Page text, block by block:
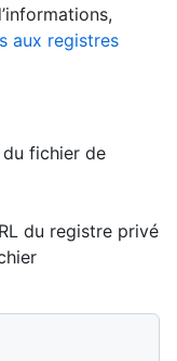
aux registres
du fichier de
du registre privé